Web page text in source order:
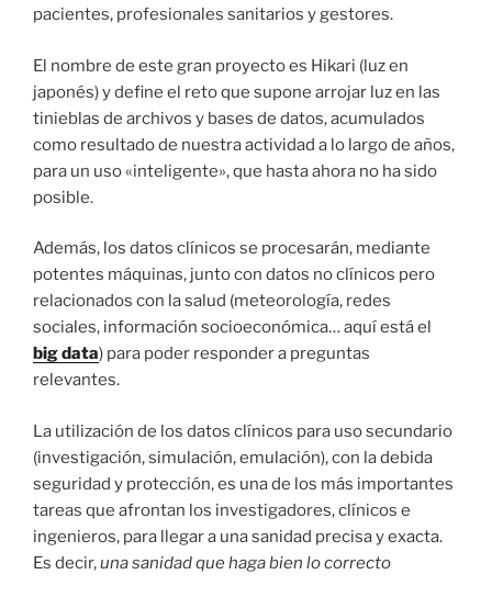
pacientes, profesionales sanitarios y gestores.
El nombre de este gran proyecto es Hikari (luz en
japonés) y define el reto que supone arrojar luz en las
tinieblas de archivos y bases de datos, acumulados
como resultado de nuestra actividad a lo largo de años,
para un uso «inteligente», que hasta ahora no ha sido
posible.
Además, los datos clínicos se procesarán, mediante
potentes máquinas, junto con datos no clínicos pero
relacionados con la salud (meteorología, redes
sociales, información socioeconómica… aquí está el
big data) para poder responder a preguntas
relevantes.
La utilización de los datos clínicos para uso secundario
(investigación, simulación, emulación), con la debida
seguridad y protección, es una de los más importantes
tareas que afrontan los investigadores, clínicos e
ingenieros, para llegar a una sanidad precisa y exacta.
Es decir,una sanidad que haga bien lo correcto